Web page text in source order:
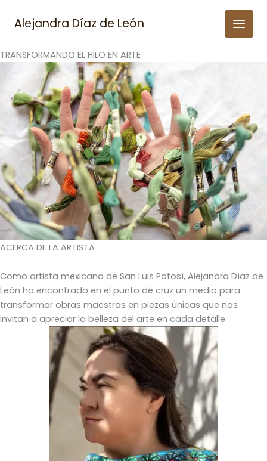
Alejandra Díaz de León
TRANSFORMANDO EL HILO EN ARTE
ACERCA DE LA ARTISTA
Como artista mexicana de San Luis Potosí, Alejandra Díaz de
León ha encontrado en el punto de cruz un medio para
transformar obras maestras en piezas únicas que nos
invitan a apreciar la belleza del arte en cada detalle.